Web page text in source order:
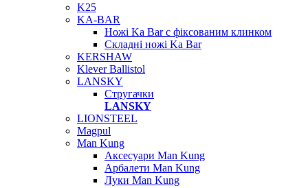
K25
KA-BAR
Ножі Ka Bar c фіксованим клинком
Складні ножі Ka Bar
KERSHAW
Klever Ballistol
LANSKY
Стругачки
LANSKY
LIONSTEEL
Magpul
Man Kung
Аксесуари Man Kung
Арбалети Man Kung
Луки Man Kung